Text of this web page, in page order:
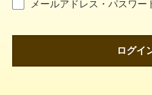
メールアドレス・パスワー
ログイ